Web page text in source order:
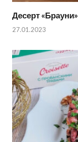
Десерт «Брауни»
27.01.2023